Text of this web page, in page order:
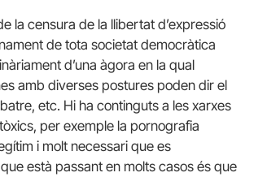
la censura de la llibertat d’expressió
de tota societat democràtica
d’una àgora en la qual
amb diverses postures poden dir el
etc. Hi ha continguts a les xarxes
per exemple la pornografia
i molt necessari que es
està passant en molts casos és que